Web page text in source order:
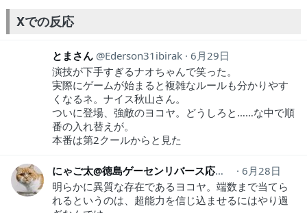
は花江さんなのね。とりあえず「パス… 心理戦なのかトリックか、何
を仕掛けられて… 密輸ゲームが始まって早々に相手チームに圧…
Xでの反応
とまさん Ederson31ibirak 6月29日
演技が下手すぎるナオちゃんで笑った。
実際にゲームが始まると複雑なルールも分かりやす
くなるネ。ナイス秋山さん。
ついに登場、強敵のヨコヤ。どうしろと……な中で順
番の入れ替えが。
本番は第2クールからと見た
にゃご太@徳島ゲーセンリバース応援中！ nya5ta
6月28日
明らかに異質な存在であるヨコヤ。端数まで当てら
れるというのは、超能力を信じ込ませるにはやり過